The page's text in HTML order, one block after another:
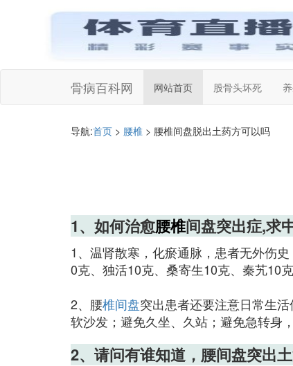
骨病百科网 网站首页 股骨头坏死
导航:首页 > 腰椎 > 腰椎间盘脱出土药方可以吗
1、如何治愈腰椎间盘突出症,求
1、温肾散寒，化瘀通脉，患者无外伤
0克、独活10克、桑寄生10克、秦艽10
2、腰椎间盘突出患者还要注意日常生
软沙发；避免久坐、久站；避免急转身
2、请问有谁知道，腰间盘突出